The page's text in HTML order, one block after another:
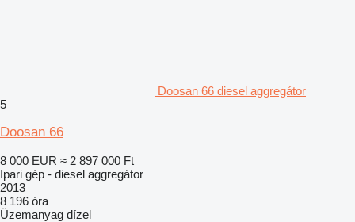
Doosan 66 diesel aggregátor
5
Doosan 66
8 000 EUR ≈ 2 897 000 Ft
Ipari gép - diesel aggregátor
2013
8 196 óra
Üzemanyag dízel